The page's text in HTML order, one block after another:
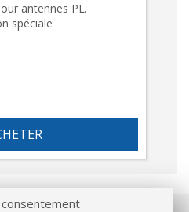
antennes PL.
spéciale